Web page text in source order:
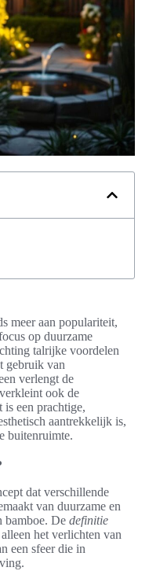
meer aan populariteit,
op duurzame
talrijke voordelen
gebruik van
verlengt de
ook de
een prachtige,
aantrekkelijk is,
buitenruimte.
dat verschillende
van duurzame en
bamboe. De definitie
het verlichten van
een sfeer die in